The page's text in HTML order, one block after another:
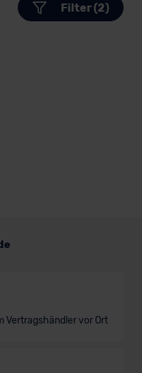
Filter (2)
Vertragshändler vor Ort